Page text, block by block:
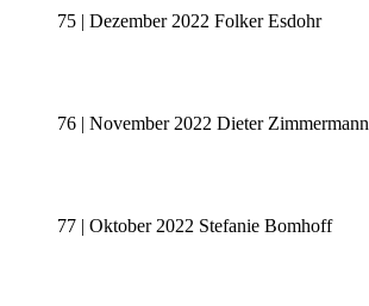
75 | Dezember 2022 Folker Esdohr
76 | November 2022 Dieter Zimmermann
77 | Oktober 2022 Stefanie Bomhoff